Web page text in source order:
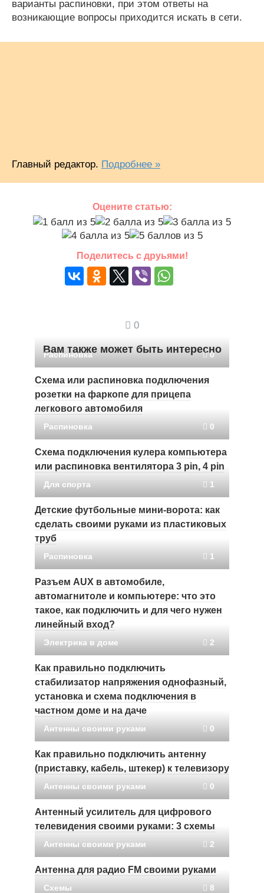
варианты распиновки, при этом ответы на
возникающие вопросы приходится искать в сети.
Главный редактор. Подробнее »
Оцените статью:
Поделитесь с друьями!
0
Вам также может быть интересно
Распиновка 0
Схема или распиновка подключения
розетки на фаркопе для прицепа
легкового автомобиля
Распиновка 0
Схема подключения кулера компьютера
или распиновка вентилятора 3 pin, 4 pin
Для спорта 1
Детские футбольные мини-ворота: как
сделать своими руками из пластиковых
труб
Распиновка 1
Разъем AUX в автомобиле,
автомагнитоле и компьютере: что это
такое, как подключить и для чего нужен
линейный вход?
Электрика в доме 2
Как правильно подключить
стабилизатор напряжения однофазный,
установка и схема подключения в
частном доме и на даче
Антенны своими руками 0
Как правильно подключить антенну
(приставку, кабель, штекер) к телевизору
Антенны своими руками 0
Антенный усилитель для цифрового
телевидения своими руками: 3 схемы
Антенны своими руками 2
Антенна для радио FM своими руками
Схемы 8